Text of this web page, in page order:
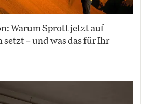
Warum Sprott jetzt auf
– und was das für Ihr